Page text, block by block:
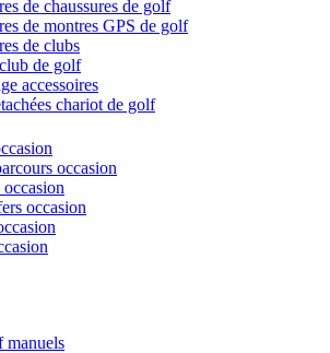
de chaussures de golf
de montres GPS de golf
de clubs
de golf
accessoires
chariot de golf
occasion
occasion
manuels